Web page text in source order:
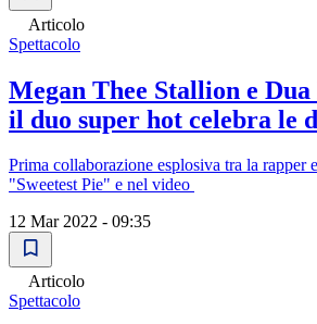
Articolo
Spettacolo
Megan Thee Stallion e
il duo super hot celebra le
Prima collaborazione esplosiva tra la rapper
"Sweetest Pie" e nel video
12 Mar 2022 - 09:35
Articolo
Spettacolo